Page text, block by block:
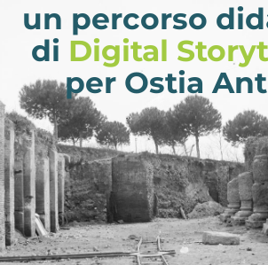
un percorso
di Digital
per Ostia